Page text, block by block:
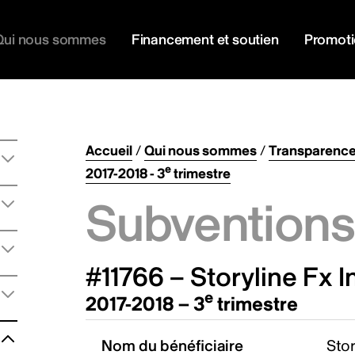
nous sommes Financement et soutien
Accueil/Qui nous sommes/
2017-2018 - 3etrimestre
#11766 – Storyline Fx
2017-2018 – 3e trimestre
Nom du bénéficiaire